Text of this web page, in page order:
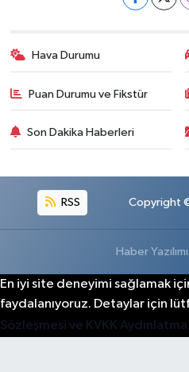
Hava Durumu
Puan Durumu ve Fikstür
Son Dakika Haberleri
RSS Copyright ©
Haber
En iyi site deneyimi sağlamak
faydalanıyoruz. Detaylar için
Sözleşmesi ve KVKK